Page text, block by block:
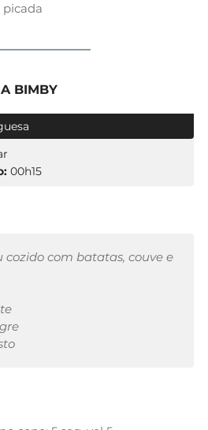
picada
BIMBY
00h15
cozido com batatas, couve e